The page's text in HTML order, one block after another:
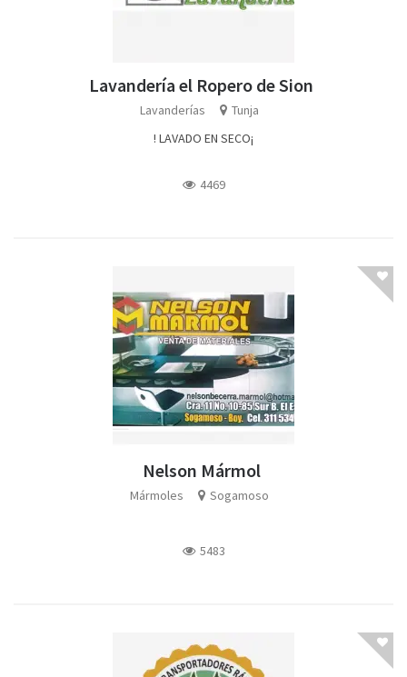
Lavandería el Ropero de Sion
Lavanderías
Tunja
! LAVADO EN SECO¡
4469
Nelson Mármol
Mármoles Sogamoso
5483